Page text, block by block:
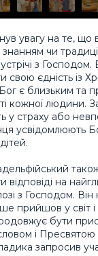
увагу на те, що
чи
з Господом.
свою єдність із
є близьким та
кожної людини.
у страху або
усвідомлюють
відповіді на
з Господом. Він
прийшов у світ і
бути
і Пресвятою
запросив